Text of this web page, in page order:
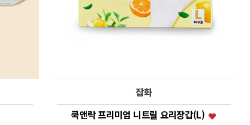
잡화
쿡앤락 프리미엄 니트릴 요리장갑(L)